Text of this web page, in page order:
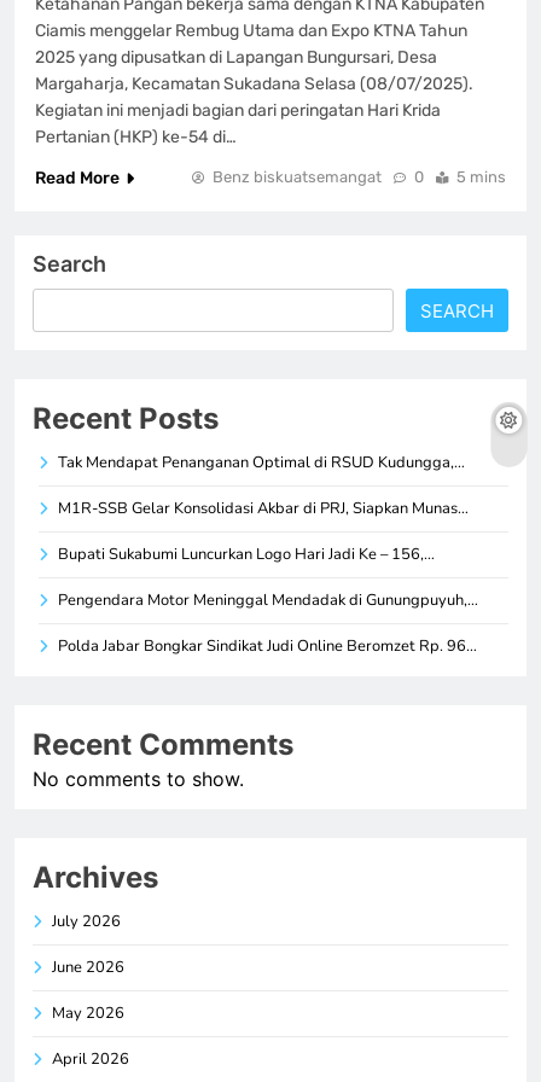
Ketahanan Pangan bekerja sama dengan KTNA Kabupaten
Ciamis menggelar Rembug Utama dan Expo KTNA Tahun
2025 yang dipusatkan di Lapangan Bungursari, Desa
Margaharja, Kecamatan Sukadana Selasa (08/07/2025).
Kegiatan ini menjadi bagian dari peringatan Hari Krida
Pertanian (HKP) ke-54 di…
Read More
Benz biskuatsemangat 0 5 mins
Search
SEARCH
Recent Posts
Tak Mendapat Penanganan Optimal di RSUD Kudungga,…
M1R-SSB Gelar Konsolidasi Akbar di PRJ, Siapkan Munas…
Bupati Sukabumi Luncurkan Logo Hari Jadi Ke – 156,…
Pengendara Motor Meninggal Mendadak di Gunungpuyuh,…
Polda Jabar Bongkar Sindikat Judi Online Beromzet Rp. 96…
Recent Comments
No comments to show.
Archives
July 2026
June 2026
May 2026
April 2026